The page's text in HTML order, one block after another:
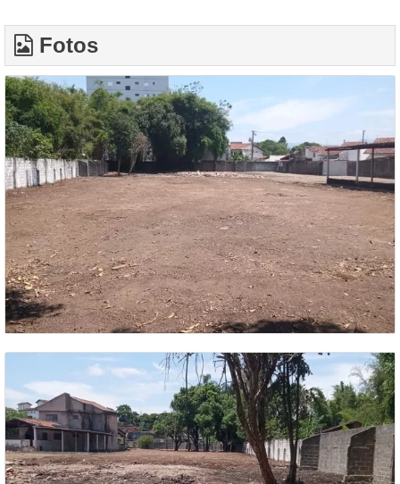
Fotos